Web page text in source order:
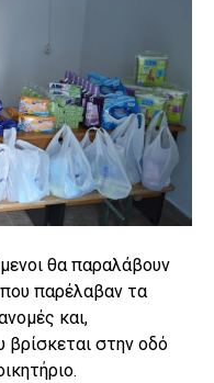
θα παραλάβουν
παρέλαβαν τα
και,
βρίσκεται στην οδό